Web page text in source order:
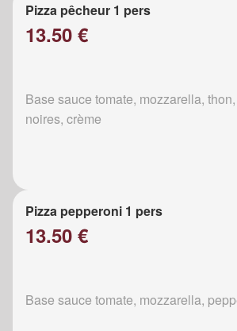
Pizza pêcheur 1 pers
13.50 €
Base sauce tomate, mozzarella,
noires, crème
Pizza pepperoni 1 pers
13.50 €
Base sauce tomate, mozzarella,